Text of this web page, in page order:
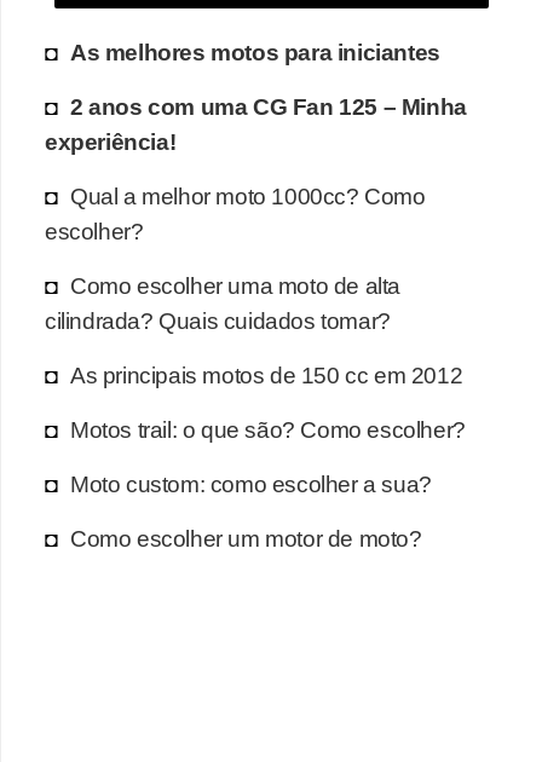
As melhores motos para iniciantes
2 anos com uma CG Fan 125 – Minha
experiência!
Qual a melhor moto 1000cc? Como
escolher?
Como escolher uma moto de alta
cilindrada? Quais cuidados tomar?
As principais motos de 150 cc em 2012
Motos trail: o que são? Como escolher?
Moto custom: como escolher a sua?
Como escolher um motor de moto?